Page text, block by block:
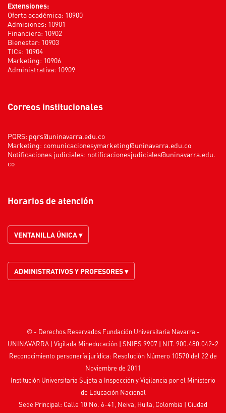
Extensiones:
Oferta académica: 10900
Admisiones: 10901
Financiera: 10902
Bienestar: 10903
TICs: 10904
Marketing: 10906
Administrativa: 10909
Correos institucionales
PQRS: pqrs@uninavarra.edu.co
Marketing: comunicacionesymarketing@uninavarra.edu.co
Notificaciones judiciales: notificacionesjudiciales@uninavarra.edu.
co
Horarios de atención
VENTANILLA ÚNICA ▾
ADMINISTRATIVOS Y PROFESORES ▾
© - Derechos Reservados Fundación Universitaria Navarra -
UNINAVARRA | Vigilada Mineducación | SNIES 9907 | NIT. 900.480.042-2
Reconocimiento personería jurídica: Resolución Número 10570 del 22 de
Noviembre de 2011
Institución Universitaria Sujeta a Inspección y Vigilancia por el Ministerio
de Educación Nacional
Sede Principal: Calle 10 No. 6-41, Neiva, Huila, Colombia | Ciudad